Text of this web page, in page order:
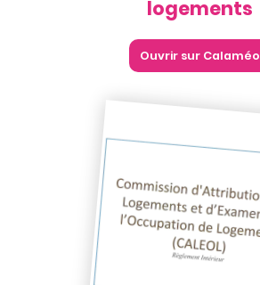
logements
Ouvrir sur Calaméo